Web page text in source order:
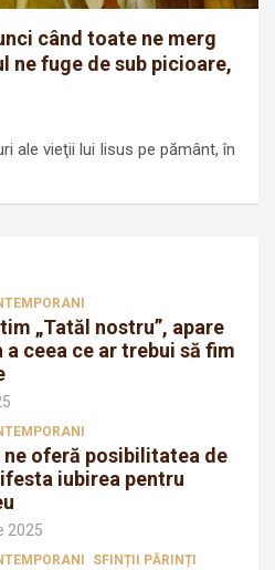
când toate ne merg
ne fuge de sub picioare,
ale vieţii lui Iisus pe pământ, în
„Tatăl nostru”, apare
a ceea ce ar trebui să fim
ne oferă posibilitatea de
iubirea pentru
2025
SFINȚII PĂRINȚI